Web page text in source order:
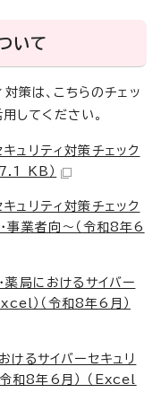
いて
策は、こちらのチェッ
してください。
ュリティ対策チェック
KB）
ュリティ対策チェック
事業者向～（令和8年6
薬局におけるサイバー
）（令和8年6月）
けるサイバーセキュリ
令和8年6月） （Excel